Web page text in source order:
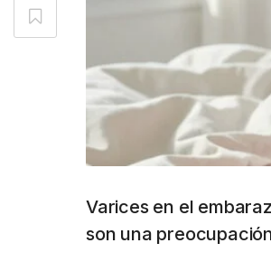
Varices en el
son una